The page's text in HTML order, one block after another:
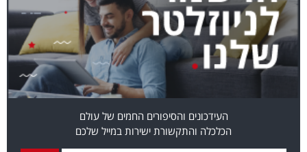
מייל
אדום
העידכונים והסיפורים החמים של עולם
הכלכלה והתקשורת ישירות במייל שלכם